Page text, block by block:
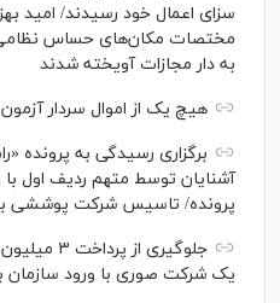
سزای اعمال خود رسیدند/ امید
مختصات مکان‌های حساس نظامی
به دار مجازات آویخته شدند
هیچ یک از اموال سردار
برگزاری رسیدگی به پرونده
آشنایان توسط متهم ردیف اول
پرونده/ تاسیس شرکت پوششی
یک شرکت صوری با ورود سازمان